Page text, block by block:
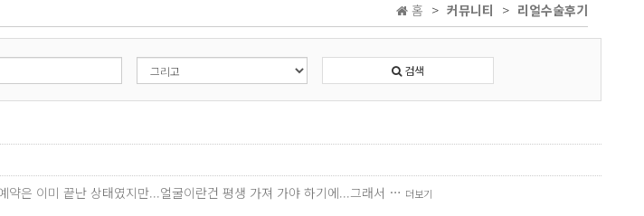
홈 커뮤니티 리얼수술후기
검색
은 이미 끝난 상태였지만...얼굴이란건 평생 가져 가야 하기에...그래서 … 더보기